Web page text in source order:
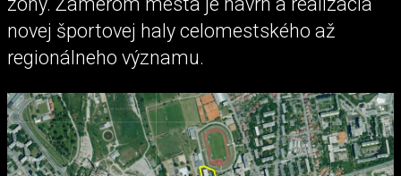
novej športovej haly celomestského až
regionálneho významu.